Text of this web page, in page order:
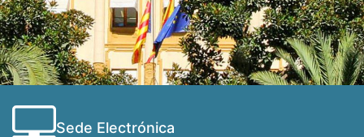
Sede Electrónica